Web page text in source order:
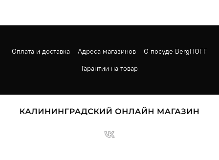
Оплата и доставка Адреса магазинов
О посуде BergHOFF
Гарантии на товар